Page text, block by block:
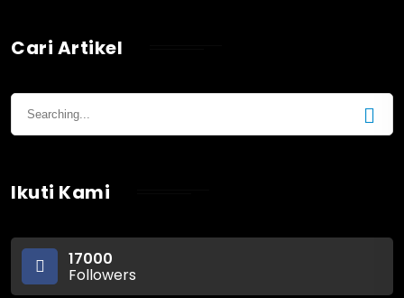
Cari Artikel
Ikuti Kami
17000
Followers